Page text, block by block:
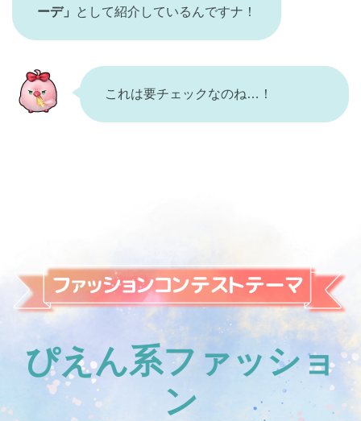
ーデ」
として紹介しているんですナ！
これは要チェックなのね…！
ぴえん系ファッショ
ン